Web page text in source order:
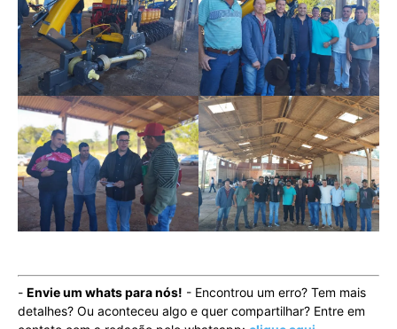
- Envie um whats para nós! - Encontrou um erro? Tem mais
detalhes? Ou aconteceu algo e quer compartilhar? Entre em